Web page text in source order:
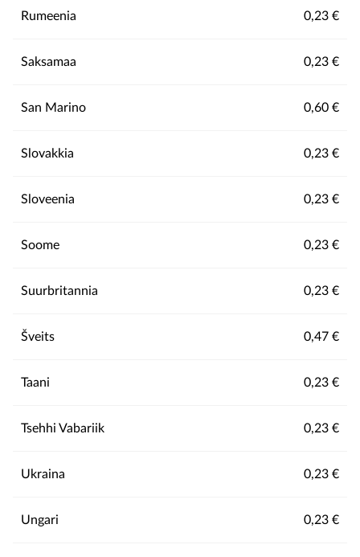
Rumeenia 0,23 €
Saksamaa 0,23 €
San Marino 0,60 €
Slovakkia 0,23 €
Sloveenia 0,23 €
Soome 0,23 €
Suurbritannia 0,23 €
Šveits 0,47 €
Taani 0,23 €
Tsehhi Vabariik 0,23 €
Ukraina 0,23 €
Ungari 0,23 €